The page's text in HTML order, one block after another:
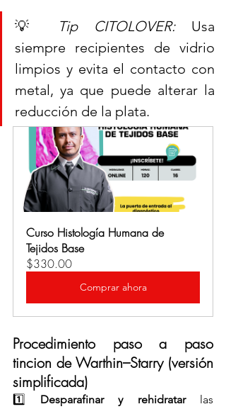
💡 Tip CITOLOVER: Usa
siempre recipientes de vidrio
limpios y evita el contacto con
metal, ya que puede alterar la
reducción de la plata.
Curso Histología Humana de
Tejidos Base
$330.00
Comprar ahora
Procedimiento paso a paso
tincion de Warthin–Starry (versión
simplificada)
1️⃣ Desparafinar y rehidratar las